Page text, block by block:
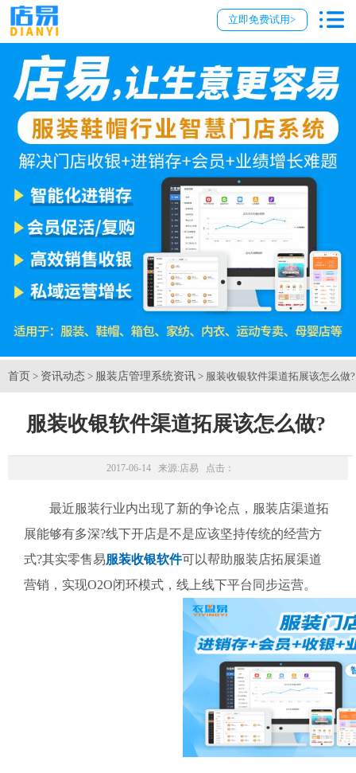
立即免费试用>
首页 > 资讯动态 > 服装店管理系统资讯 > 服装收银软件渠道拓展该怎么做?
服装收银软件渠道拓展该怎么做?
2017-06-14 来源:店易 点击：
最近服装行业内出现了新的争论点，服装店渠道拓
展能够有多深?线下开店是不是应该坚持传统的经营方
式?其实零售易服装收银软件可以帮助服装店拓展渠道
营销，实现O2O闭环模式，线上线下平台同步运营。